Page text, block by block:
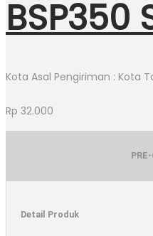
BSP350
Kota Asal Pengiriman : Kota
Rp 32.000
Detail Produk